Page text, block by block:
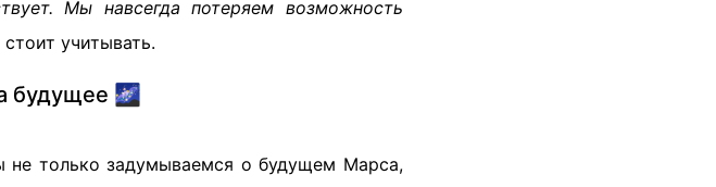
Мы навсегда потеряем возможность
учитывать.
будущее 🌌
только задумываемся о будущем Марса,